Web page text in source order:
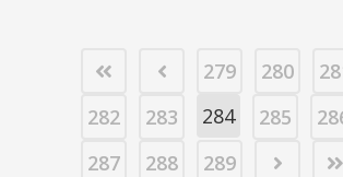
279 280
282
283 284 285
287
288 289